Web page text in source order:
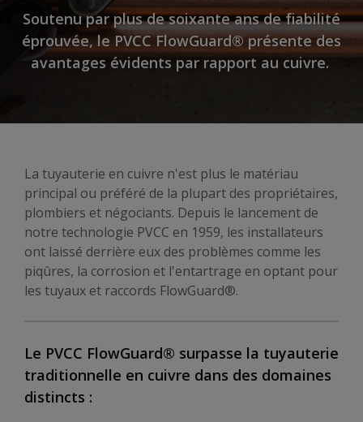
Soutenu par plus de soixante ans de fiabilité
éprouvée, le PVCC FlowGuard® présente des
avantages évidents par rapport au cuivre.
La tuyauterie en cuivre n'est plus le matériau
principal ou préféré de la plupart des propriétaires,
plombiers et négociants. Depuis le lancement de
notre technologie PVCC en 1959, les installateurs
ont laissé derrière eux des problèmes comme les
piqûres, la corrosion et l'entartrage en optant pour
les tuyaux et raccords FlowGuard®.
Le PVCC FlowGuard® surpasse la tuyauterie
traditionnelle en cuivre dans des domaines
distincts :